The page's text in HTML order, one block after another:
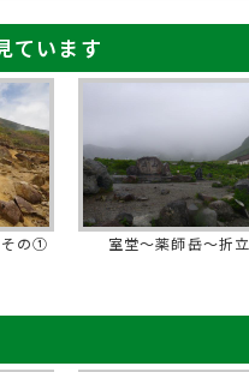
ています
の①
室堂～薬師岳～折立